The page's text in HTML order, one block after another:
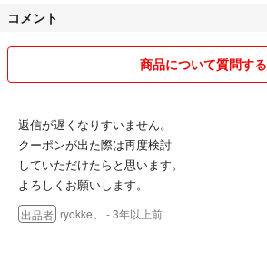
コメント
商品について質問する
返信が遅くなりすいません。
クーポンが出た際は再度検討
していただけたらと思います。
よろしくお願いします。
出品者 ryokke。 - 3年以上前